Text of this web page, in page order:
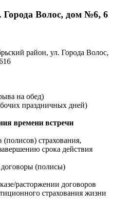
Города Волос, дом №6, 6
район, ул. Города Волос,
на обед)
праздничных дней)
времени встречи
страхования,
срока действия
(полисы)
расторжении договоров
страхования жизни